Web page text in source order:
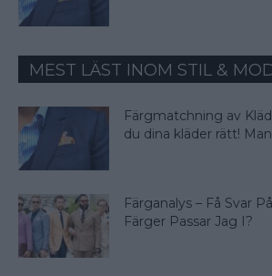
MEST LÄST INOM STIL &
Färgmatchning av
du dina kläder rätt!
Färganalys – Få Svar
Färger Passar Jag I?